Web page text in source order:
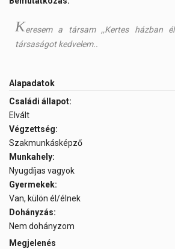
Keresem a társam ,,Kertes házban
társaságot kedvelem..
Alapadatok
Családi állapot:
Elvált
Végzettség:
Szakmunkásképző
Munkahely:
Nyugdíjas vagyok
Gyermekek:
Van, külön él/élnek
Dohányzás:
Nem dohányzom
Megjelenés